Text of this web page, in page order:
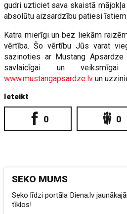
gudri uzticiet sava skaistā
absolūtu aizsardzību patiesi
Katra mierīgi un bez liekām
vērtība. Šo vērtību Jūs varat
sazinoties ar Mustang
savlaicīgai un veiksmīgai
www.mustangapsardze.lv un
Ieteikt
0 0
SEKO MUMS
Seko līdzi portāla Diena.lv
tīklos!